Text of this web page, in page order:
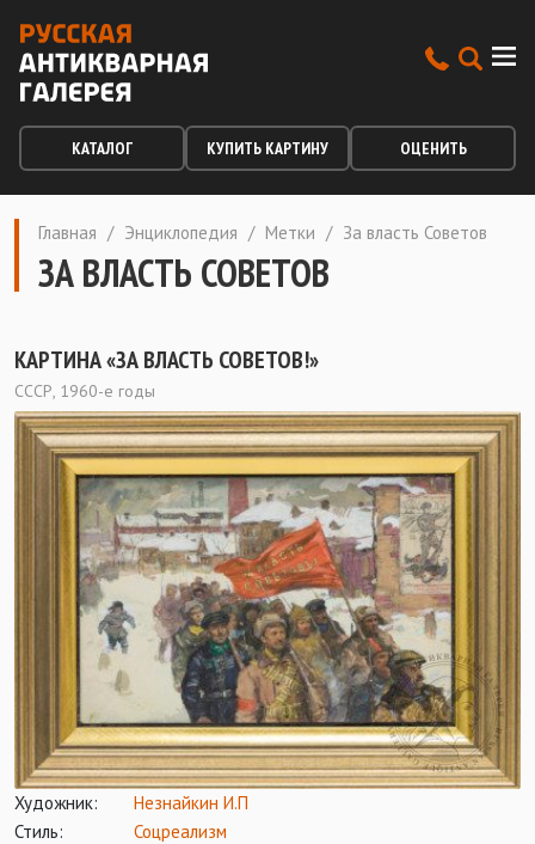
КАТАЛОГ КУПИТЬ КАРТИНУ ОЦЕНИТЬ
Главная / Энциклопедия / Метки / За власть Советов
ЗА ВЛАСТЬ СОВЕТОВ
КАРТИНА «ЗА ВЛАСТЬ СОВЕТОВ!»
СССР, 1960-е годы
Художник:
Незнайкин И.П
Стиль:
Соцреализм